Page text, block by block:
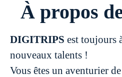
À propos
DIGITRIPS est toujours
nouveaux talents !
Vous êtes un aventurier